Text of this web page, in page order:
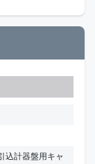
込計器盤用キャ